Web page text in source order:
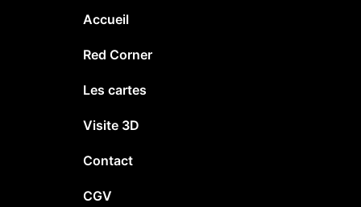
Accueil
Red Corner
Les cartes
Visite 3D
Contact
CGV